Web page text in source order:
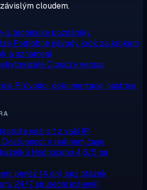
cloudem.
a technické poznámky
Podrobné návody krok za krokem
a oznámení
Cloudzy versus
Průvodci, dokumentace, nástroje,
naši síť z vaší IP
Dostupnost v reálném čase
Hodnoceno 4,6/5 na
peněz 14 dní, bez otázek
24/7, skuteční inženýři